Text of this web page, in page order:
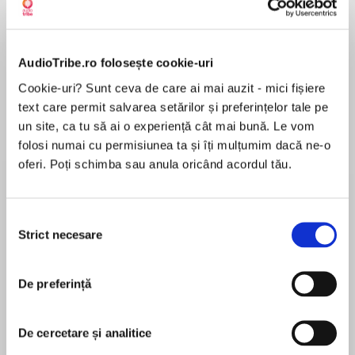
AudioTribe.ro folosește cookie-uri
Cookie-uri? Sunt ceva de care ai mai auzit - mici fișiere
text care permit salvarea setărilor și preferințelor tale pe
un site, ca tu să ai o experiență cât mai bună. Le vom
folosi numai cu permisiunea ta și îți mulțumim dacă ne-o
oferi. Poți schimba sau anula oricând acordul tău.
consimțământului
Strict necesare
De preferință
De cercetare și analitice
Despre carte
"Remarkable, riveting, disorienting and dark." —
Madeleine Roux, New York Times bestselling
author of the Asylum series
international bestselling author Amy Plum.
Seven teenagers who suffer from debilitating
new procedure to cure it because they think it
În acest moment nu există recenzii
Amy Plum
the Dreamfall series, the Die for Me series, and the